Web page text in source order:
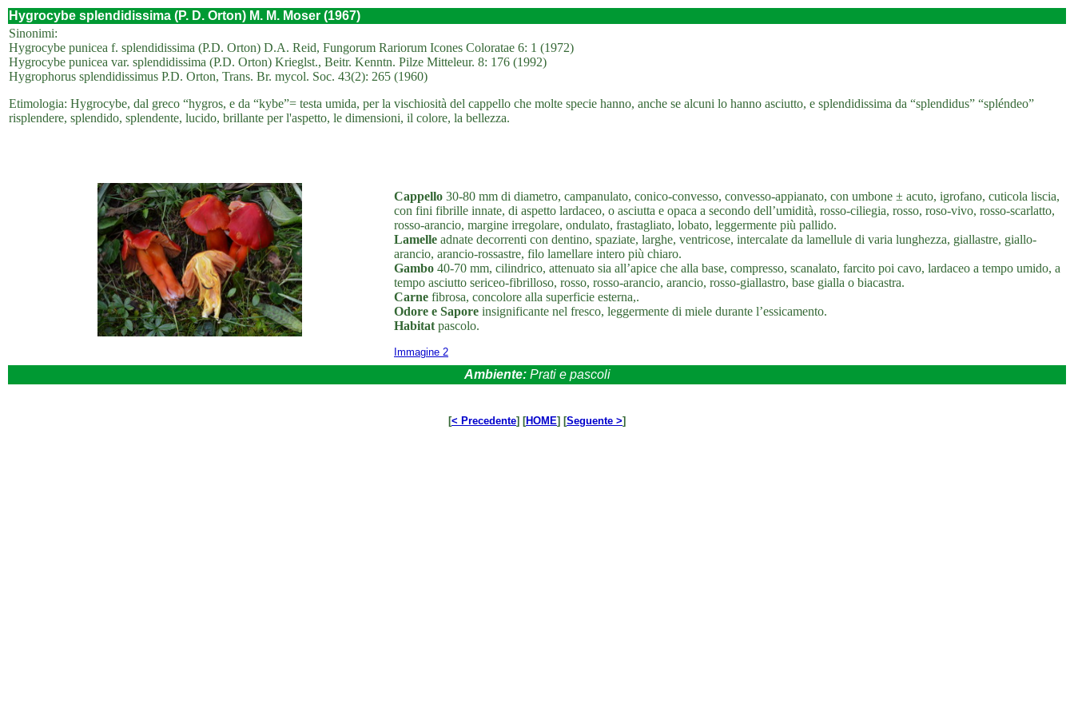
Hygrocybe splendidissima (P. D. Orton) M. M. Moser (1967)
Sinonimi:
Hygrocybe punicea f. splendidissima (P.D. Orton) D.A. Reid, Fungorum Rariorum Icones Coloratae 6: 1 (1972)
Hygrocybe punicea var. splendidissima (P.D. Orton) Krieglst., Beitr. Kenntn. Pilze Mitteleur. 8: 176 (1992)
Hygrophorus splendidissimus P.D. Orton, Trans. Br. mycol. Soc. 43(2): 265 (1960)
Etimologia: Hygrocybe, dal greco “hygros, e da “kybe”= testa umida, per la vischiosità del cappello che molte specie hanno, anche se alcuni lo hanno asciutto, e splendidissima da “splendidus” “spléndeo”
risplendere, splendido, splendente, lucido, brillante per l'aspetto, le dimensioni, il colore, la bellezza.
Cappello 30-80 mm di diametro, campanulato, conico-convesso, convesso-appianato, con umbone ± acuto, igrofano, cuticola liscia,
con fini fibrille innate, di aspetto lardaceo, o asciutta e opaca a secondo dell’umidità, rosso-ciliegia, rosso, roso-vivo, rosso-scarlatto,
rosso-arancio, margine irregolare, ondulato, frastagliato, lobato, leggermente più pallido.
Lamelle adnate decorrenti con dentino, spaziate, larghe, ventricose, intercalate da lamellule di varia lunghezza, giallastre, giallo-
arancio, arancio-rossastre, filo lamellare intero più chiaro.
Gambo 40-70 mm, cilindrico, attenuato sia all’apice che alla base, compresso, scanalato, farcito poi cavo, lardaceo a tempo umido, a
tempo asciutto sericeo-fibrilloso, rosso, rosso-arancio, arancio, rosso-giallastro, base gialla o biacastra.
Carne fibrosa, concolore alla superficie esterna,.
Odore e Sapore insignificante nel fresco, leggermente di miele durante l’essicamento.
Habitat pascolo.
Immagine 2
Ambiente: Prati e pascoli
[< Precedente] [HOME] [Seguente >]